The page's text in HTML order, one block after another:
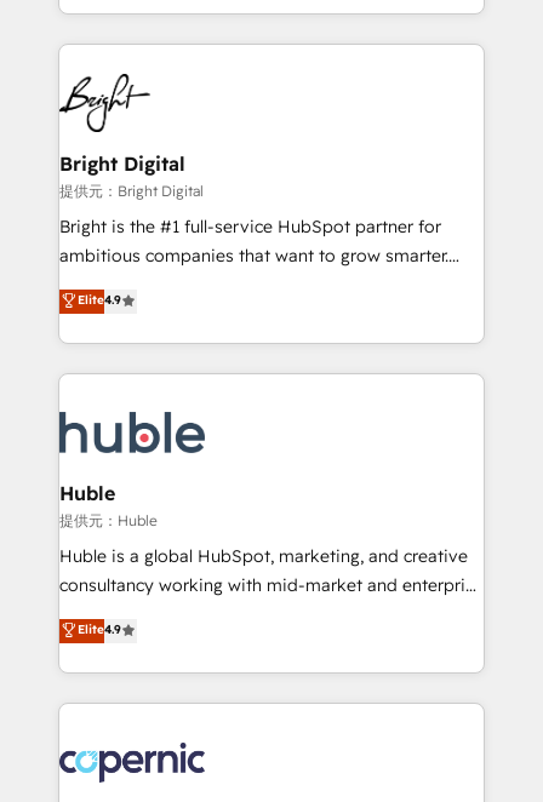
HubSpot COS Performance Award 🏆2014 HubSpot
COS Design Award 🏆2013 HubSpot Marketplace
Partner 📆Founded in 1997
With deep technical and industry expertise, we fuse
automation, integration, and AI innovation to deliver
lasting impact. We specialize in: • Turnkey and end-
to-end HubSpot implementations • Onboarding for
Sales, Service, Marketing & Content Hubs • AI voice
and chat agents, predictive automation, and smart
workflows • Salesforce + HubSpot integration •
Website design and CMS development • ERP
integration: SAP, NetSuite, Microsoft Dynamics, … •
platform • Client/member portals built on HubSpot •
CaterSuite for the catering industry • Custom and
WooCommerce, BuilderTrend, and more Experience
the difference — reach out to see how AI + HubSpot
Bright Digital
提供元：Bright Digital
Bright is the #1 full-service HubSpot partner for
ambitious companies that want to grow smarter.
From HubSpot onboarding, to training, from
developing a new website to lead generation and
digital marketing; we do it all (and with great
results)! In short, our services include: - HubSpot
HubSpot development: websites, custom modules,
integrations - Marketing & sales solutions: digital
marketing, advertising, campaigns, content and
design We connect people, data and technology to
improve customer experiences. With our bright
people, exciting ideas and can-do mentality, we
your challenge; our passionate and growth driven
team of 100+ experts is ready for you! Driving digital
Elite4.9
Huble
提供元：Huble
Huble is a global HubSpot, marketing, and creative
consultancy working with mid-market and enterprise
businesses. We go beyond implementation, shaping
the strategy, processes, and teams that turn
HubSpot into a genuine growth engine. Named
HubSpot's Global Partner of the Year in 2024,
worldwide, and with over 15 years in the ecosystem,
Huble has built a track record that speaks for itself.
Elite4.9